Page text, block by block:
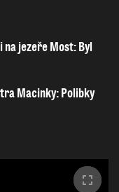
jezeře Most: Byl
Macinky: Polibky